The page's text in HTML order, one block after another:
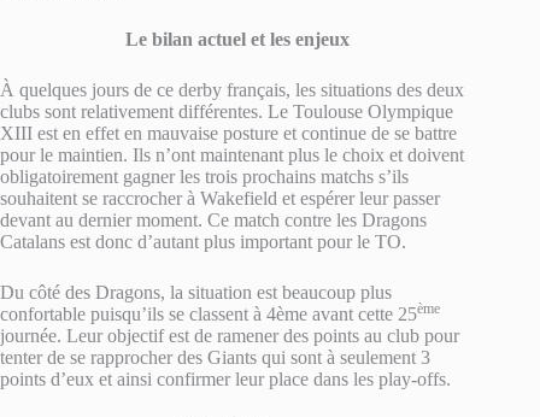
Le bilan actuel et les enjeux
À quelques jours de ce derby français, les situations des deux
clubs sont relativement différentes. Le Toulouse Olympique
XIII est en effet en mauvaise posture et continue de se battre
pour le maintien. Ils n’ont maintenant plus le choix et doivent
obligatoirement gagner les trois prochains matchs s’ils
souhaitent se raccrocher à Wakefield et espérer leur passer
devant au dernier moment. Ce match contre les Dragons
Catalans est donc d’autant plus important pour le TO.
Du côté des Dragons, la situation est beaucoup plus
confortable puisqu’ils se classent à 4ème avant cette 25ème
journée. Leur objectif est de ramener des points au club pour
tenter de se rapprocher des Giants qui sont à seulement 3
points d’eux et ainsi confirmer leur place dans les play-offs.